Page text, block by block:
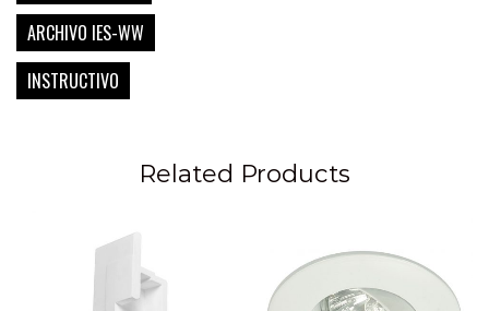
ARCHIVO IES-WW
INSTRUCTIVO
Related Products